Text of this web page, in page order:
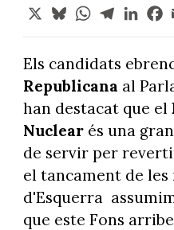
X BlueskyWhatsApp
Telegram
Els candidats
Republicana al
han destacat que el
Nuclearés una
de servir per
el tancament de les
d'Esquerra
que este Fons